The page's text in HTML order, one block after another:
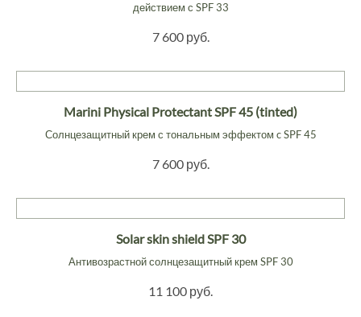
действием с SPF 33
7 600 руб.
Marini Physical Protectant SPF 45 (tinted)
Солнцезащитный крем с тональным эффектом c SPF 45
7 600 руб.
Solar skin shield SPF 30
Антивозрастной солнцезащитный крем SPF 30
11 100 руб.